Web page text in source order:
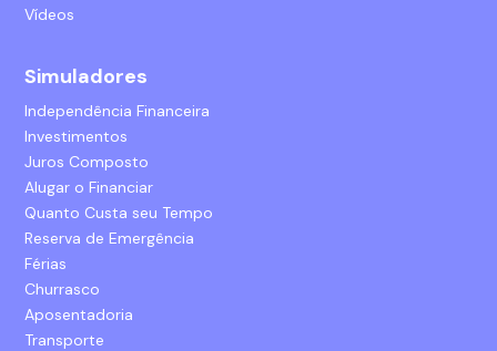
Vídeos
Simuladores
Independência Financeira
Investimentos
Juros Composto
Alugar o Financiar
Quanto Custa seu Tempo
Reserva de Emergência
Férias
Churrasco
Aposentadoria
Transporte